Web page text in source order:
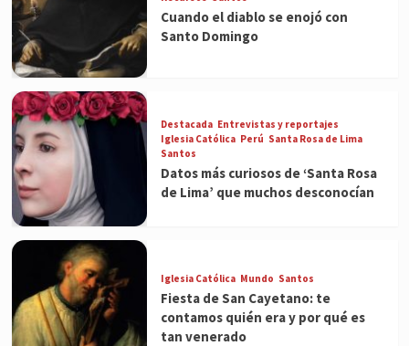
Cuando el diablo se enojó con
Santo Domingo
Destacada Entrevistas y reportajes
Iglesia Católica Perú Santa Rosa de Lima
Santos
Datos más curiosos de ‘Santa Rosa
de Lima’ que muchos desconocían
Iglesia Católica Mundo Santos
Fiesta de San Cayetano: te
contamos quién era y por qué es
tan venerado